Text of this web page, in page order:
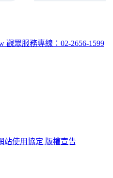
觀眾服務專線：02-2656-1599
站使用協定 版權宣告